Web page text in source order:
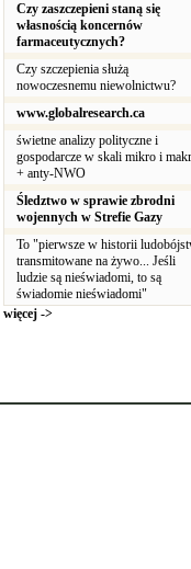
Czy zaszczepieni staną się
własnością koncernów
farmaceutycznych?
Czy szczepienia służą
nowoczesnemu niewolnictwu?
www.globalresearch.ca
świetne analizy polityczne i
gospodarcze w skali mikro i
+ anty-NWO
Śledztwo w sprawie zbrodni
wojennych w Strefie Gazy
To "pierwsze w historii
transmitowane na żywo... Jeśli
ludzie są nieświadomi, to są
świadomie nieświadomi"
więcej ->